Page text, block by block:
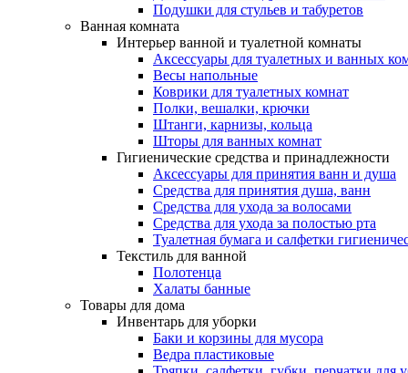
Подушки для стульев и табуретов
Ванная комната
Интерьер ванной и туалетной комнаты
Аксессуары для туалетных и ванных
Весы напольные
Коврики для туалетных комнат
Полки, вешалки, крючки
Штанги, карнизы, кольца
Шторы для ванных комнат
Гигиенические средства и принадлежности
Аксессуары для принятия ванн и душа
Средства для принятия душа, ванн
Средства для ухода за волосами
Средства для ухода за полостью рта
Туалетная бумага и салфетки
Текстиль для ванной
Полотенца
Халаты банные
Товары для дома
Инвентарь для уборки
Баки и корзины для мусора
Ведра пластиковые